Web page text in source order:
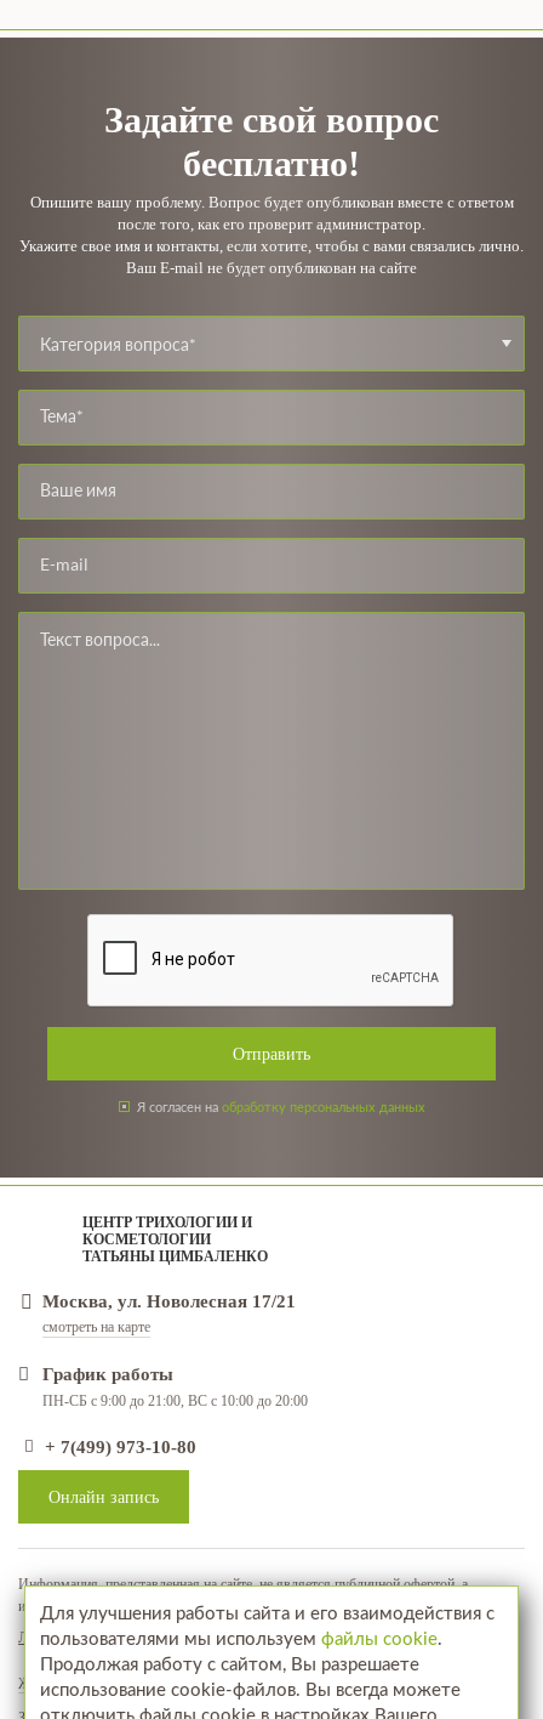
Задайте свой вопрос
бесплатно!
Опишите вашу проблему. Вопрос будет опубликован вместе с ответом
после того, как его проверит администратор.
Укажите свое имя и контакты, если хотите, чтобы с вами связались лично.
Ваш E-mail не будет опубликован на сайте
Категория вопроса*
Отправить
Я согласен на обработку персональных данных
ЦЕНТР ТРИХОЛОГИИ И
КОСМЕТОЛОГИИ
ТАТЬЯНЫ ЦИМБАЛЕНКО
Москва, ул. Новолесная 17/21
смотреть на карте
График работы
ПН-СБ с 9:00 до 21:00, ВС с 10:00 до 20:00
+ 7(499) 973-10-80
Онлайн запись
Информация, представленная на сайте, не является публичной офертой, а
используется в качестве рекламно-информационных материалов
Лицензия № ЛО-77-01-018071
Жалобы и предложения
Для улучшения работы сайта и его взаимодействия с
пользователями мы используем файлы cookie.
Продолжая работу с сайтом, Вы разрешаете
использование cookie-файлов. Вы всегда можете